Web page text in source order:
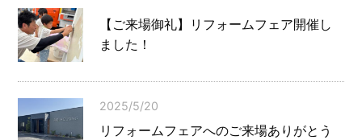
【ご来場御礼】リフォームフェア開催し
ました！
2025/5/20
リフォームフェアへのご来場ありがとう